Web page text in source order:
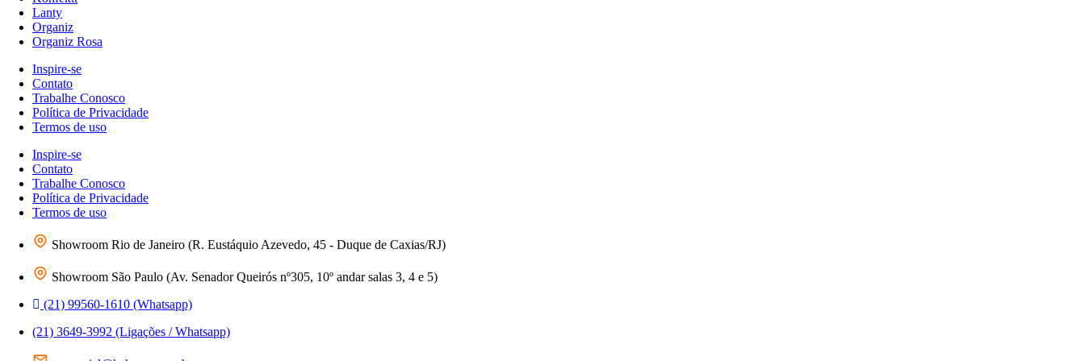
Lanty
Organiz
Organiz Rosa
Inspire-se
Contato
Trabalhe Conosco
Política de Privacidade
Termos de uso
Inspire-se
Contato
Trabalhe Conosco
Política de Privacidade
Termos de uso
Showroom Rio de Janeiro (R. Eustáquio Azevedo, 45 - Duque de Caxias/RJ)
Showroom São Paulo (Av. Senador Queirós nº305, 10º andar salas 3, 4 e 5)
(21) 99560-1610 (Whatsapp)
(21) 3649-3992 (Ligações / Whatsapp)